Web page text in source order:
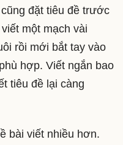
đặt tiêu đề trước
một mạch vài
rồi mới bắt tay vào
hợp. Viết ngắn bao
tiêu đề lại càng
bài viết nhiều hơn.